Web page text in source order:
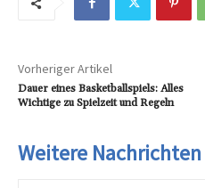
Vorheriger Artikel
Dauer eines Basketballspiels: Alles
Wichtige zu Spielzeit und Regeln
Weitere Nachrichten